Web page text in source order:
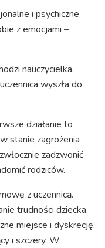
i psychiczne
z emocjami –
nauczycielka,
wyszła do
działanie to
stanie zagrożenia
zadzwonić
rodziców.
z uczennicą.
trudności dziecka,
miejsce i dyskrecję.
i szczery. W